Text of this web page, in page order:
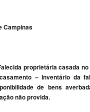
Campinas
proprietária casada
–Inventário da
de bens
não provida.